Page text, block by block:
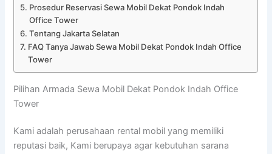
Prosedur Reservasi Sewa Mobil Dekat Pondok Indah
Office Tower
Tentang Jakarta Selatan
FAQ Tanya Jawab Sewa Mobil Dekat Pondok Indah Office
Tower
Pilihan Armada Sewa Mobil Dekat Pondok Indah Office
Tower
Kami adalah perusahaan rental mobil yang memiliki
reputasi baik, Kami berupaya agar kebutuhan sarana